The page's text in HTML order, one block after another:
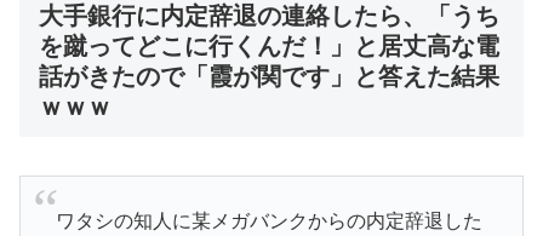
大手銀行に内定辞退の連絡したら、「うち
を蹴ってどこに行くんだ！」と居丈高な電
話がきたので「霞が関です」と答えた結果
ｗｗｗ
ワタシの知人に某メガバンクからの内定辞退した